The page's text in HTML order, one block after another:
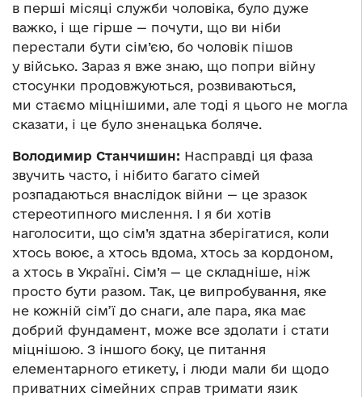
в перші місяці служби чоловіка, було дуже
важко, і ще гірше — почути, що ви ніби
перестали бути сім’єю, бо чоловік пішов
у військо. Зараз я вже знаю, що попри війну
стосунки продовжуються, розвиваються,
ми стаємо міцнішими, але тоді я цього не могла
сказати, і це було зненацька боляче.
Володимир Станчишин: Насправді ця фаза
звучить часто, і нібито багато сімей
розпадаються внаслідок війни — це зразок
стереотипного мислення. І я би хотів
наголосити, що сім’я здатна зберігатися, коли
хтось воює, а хтось вдома, хтось за кордоном,
а хтось в Україні. Сім’я — це складніше, ніж
просто бути разом. Так, це випробування, яке
не кожній сім’ї до снаги, але пара, яка має
добрий фундамент, може все здолати і стати
міцнішою. З іншого боку, це питання
елементарного етикету, і люди мали би щодо
приватних сімейних справ тримати язик